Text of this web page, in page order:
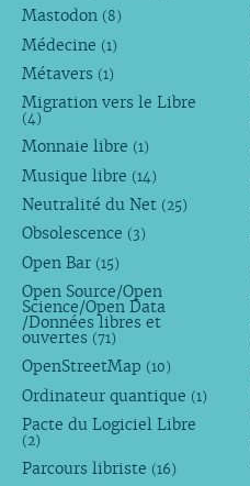
Mastodon (8)
Médecine (1)
Métavers (1)
Migration vers le Libre
(4)
Monnaie libre (1)
Musique libre (14)
Neutralité du Net (25)
Obsolescence (3)
Open Bar (15)
Open Source/Open
Science/Open Data
/Données libres et
ouvertes (71)
OpenStreetMap (10)
Ordinateur quantique (1)
Pacte du Logiciel Libre
(2)
Parcours libriste (16)